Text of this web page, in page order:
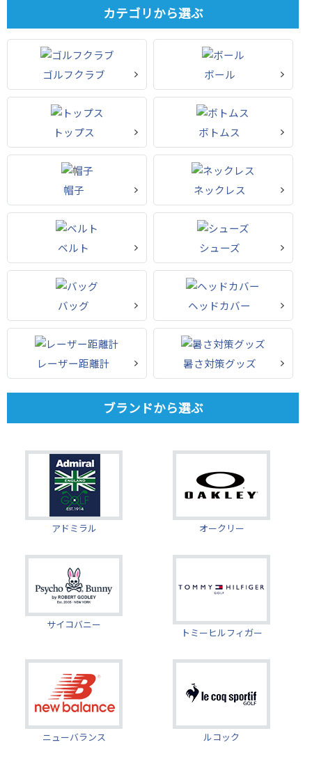
カテゴリから選ぶ
ゴルフクラブ ボール
トップス ボトムス
帽子 ネックレス
ベルト シューズ
バッグ ヘッドカバー
レーザー距離計 暑さ対策グッズ
ブランドから選ぶ
アドミラル オークリー
サイコバニー
トミーヒルフィガー
ニューバランス ルコック